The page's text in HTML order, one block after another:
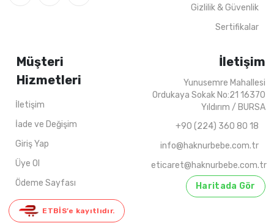
Gizlilik & Güvenlik
Sertifikalar
Müşteri
Hizmetleri
İletişim
İade ve Değişim
Giriş Yap
Üye Ol
Ödeme Sayfası
ETBİS’e kayıtlıdır.
İletişim
Yunusemre Mahallesi
Ordukaya Sokak No:21 16370
Yıldırım / BURSA
+90 (224) 360 80 18
info@haknurbebe.com.tr
eticaret@haknurbebe.com.tr
Haritada Gör